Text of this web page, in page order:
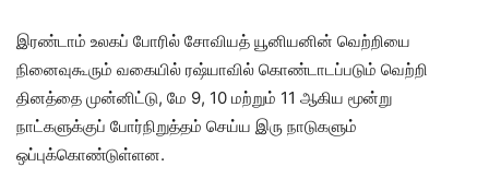
இரண்டாம் உலகப் போரில் சோவியத் யூனியனின் வெற்றியை
நினைவுகூரும் வகையில் ரஷ்யாவில் கொண்டாடப்படும் வெற்றி
தினத்தை முன்னிட்டு, மே 9, 10 மற்றும் 11 ஆகிய மூன்று
நாட்களுக்குப் போர்நிறுத்தம் செய்ய இரு நாடுகளும்
ஒப்புக்கொண்டுள்ளன.